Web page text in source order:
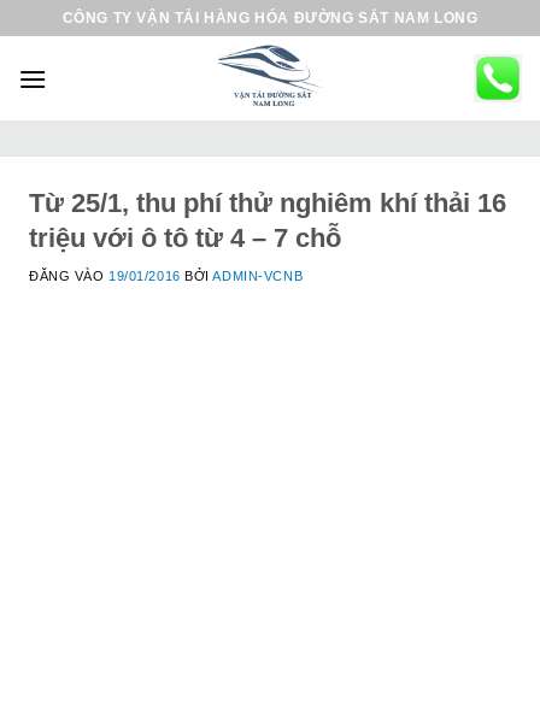
CÔNG TY VẬN TẢI HÀNG HÓA ĐƯỜNG SẮT NAM LONG
Từ 25/1, thu phí thử nghiêm khí thải 16
triệu với ô tô từ 4 – 7 chỗ
ĐĂNG VÀO 19/01/2016 BỞIADMIN-VCNB